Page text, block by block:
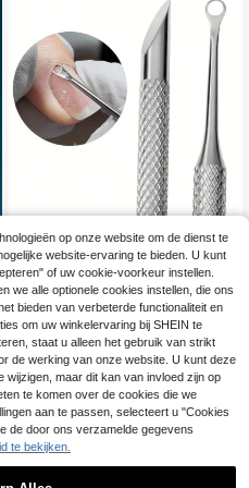
1 stuk roestvrijstalen multifunctione
le dode huidverwijderaar en nagelk
nipper, draagbaar manicuregereeds
chap
27 over
2.97€
9andere verkopers
op onze website om de dienst te
website-ervaring te bieden. U kunt
of uw cookie-voorkeur instellen.
we alle optionele cookies instellen, die ons
bieden van verbeterde functionaliteit en
om uw winkelervaring bij SHEIN te
staat u alleen het gebruik van strikt
de werking van onze website. U kunt deze
maar dit kan van invloed zijn op
te komen over de cookies die we
aan te passen, selecteert u "Cookies
de door ons verzamelde gegevens
te bekijken.